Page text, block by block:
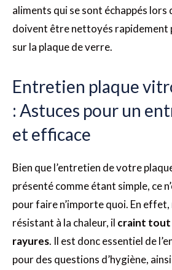
aliments qui se sont échappés lors
doivent être nettoyés rapidement
sur la plaque de verre.
Entretien plaque
: Astuces pour un
et efficace
Bien que l’entretien de votre
présenté comme étant simple, ce
pour faire n’importe quoi. En
résistant à la chaleur, il craint tout
rayures. Il est donc essentiel de
pour des questions d’hygiène,